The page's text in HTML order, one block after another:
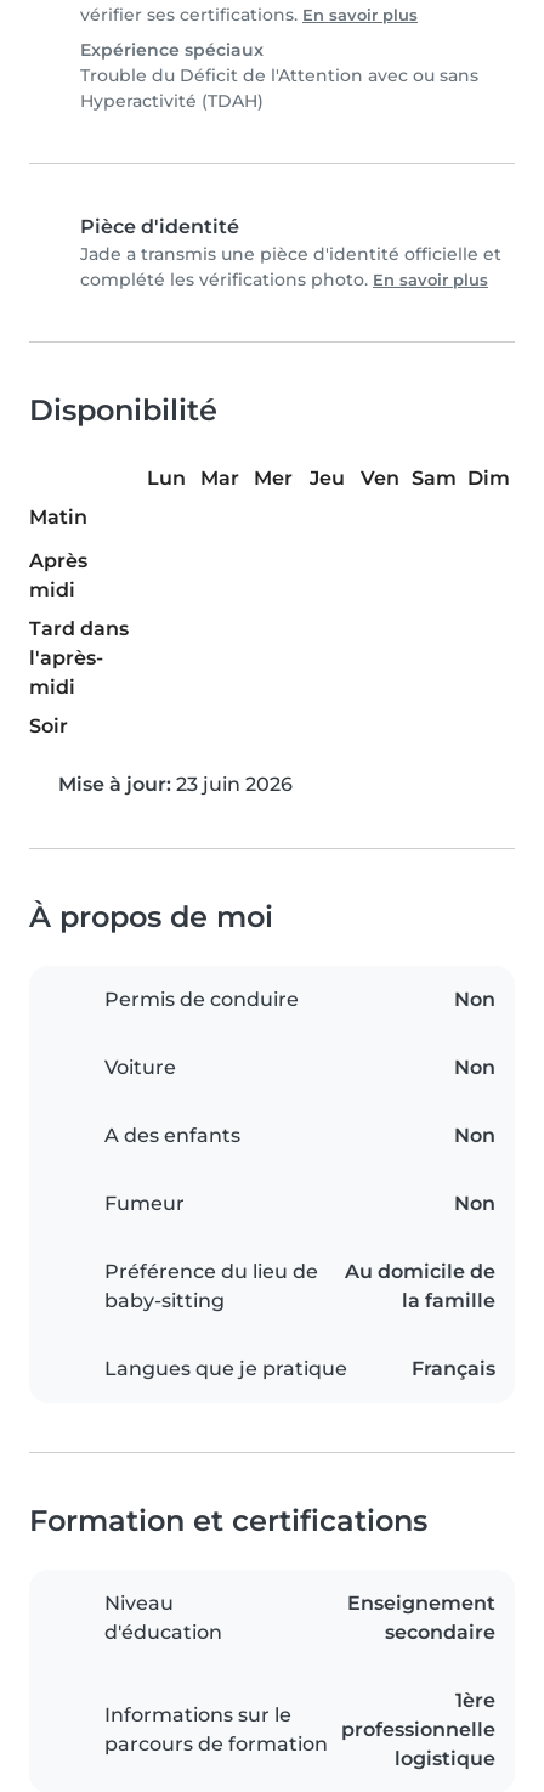
vérifier ses certifications. En savoir plus
Expérience spéciaux
Trouble du Déficit de l'Attention avec ou sans
Hyperactivité (TDAH)
Pièce d'identité
Jade a transmis une pièce d'identité officielle et
complété les vérifications photo. En savoir plus
Disponibilité
Lun Mar Mer Jeu Ven Sam Dim
Matin
Après
midi
Tard dans
l'après-
midi
Soir
Mise à jour: 23 juin 2026
À propos de moi
Permis de conduire Non
Voiture Non
A des enfants Non
Fumeur Non
Préférence du lieu de
baby-sitting
Au domicile de
la famille
Langues que je pratique Français
Formation et certifications
Niveau
d'éducation
Enseignement
secondaire
Informations sur le
parcours de formation
1ère
professionnelle
logistique